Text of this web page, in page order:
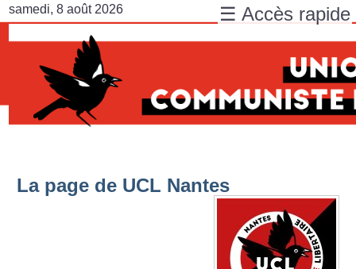
samedi, 8 août 2026
La page de UCL Nantes
☰ Accès rapide